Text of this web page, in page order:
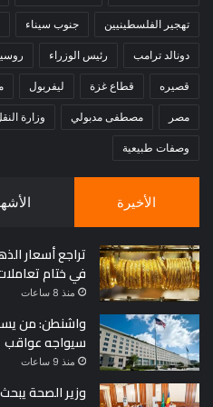
تهجير الفلسطينيين جنوب سيناء
دونالد ترامب رئيس الوزراء
قصيره قطاع غزة ليفربول
مصر مصطفى مدبولي وزارة
وصفات طبيعية
الأخيرة
في ختام
منذ 8 ساعات
واشنطن: من
سيواجه عواقب
منذ 9 ساعات
وزير الصحة